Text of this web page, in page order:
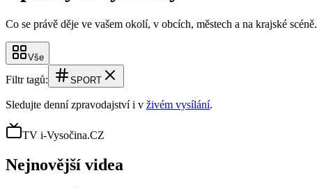
Co se právě děje ve vašem okolí, v obcích, městech a na krajské scéně.
Vše
Filtr tagů: SPORT
Sledujte denní zpravodajství i v živém vysílání.
TV i-Vysočina.CZ
Nejnovější videa